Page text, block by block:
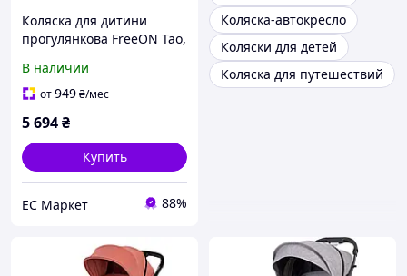
Коляска для дитини
прогулянкова FreeON Tao,
В наличии
от949₴/мес
5 694₴
Купить
EC Маркет 88%
Коляска-автокресло
Коляски для детей
Коляска для путешествий